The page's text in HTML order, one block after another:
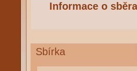
Informace o
Sbírka